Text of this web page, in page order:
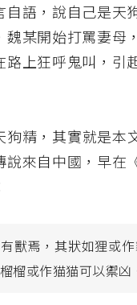
自語，說自己是天
魏某開始打罵妻母
路上狂呼鬼叫，引
狗精，其實就是
說來自中國，早在
有獸焉，其狀如狸或
榴或作猫猫可以禦凶